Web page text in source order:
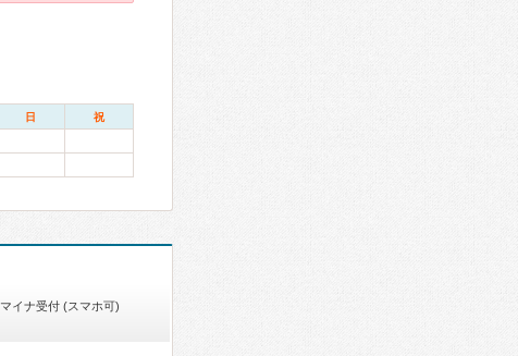
日 祝
マイナ受付 (スマホ可)